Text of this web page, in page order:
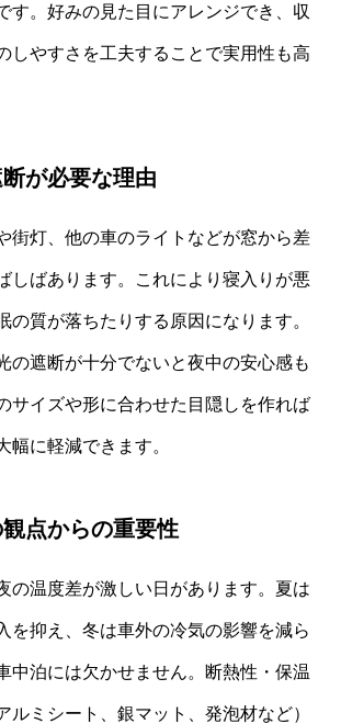
す。好みの見た目にアレンジでき、収
しやすさを工夫することで実用性も高
が必要な理由
街灯、他の車のライトなどが窓から差
しばあります。これにより寝入りが悪
の質が落ちたりする原因になります。
の遮断が十分でないと夜中の安心感も
サイズや形に合わせた目隠しを作れば
幅に軽減できます。
点からの重要性
の温度差が激しい日があります。夏は
を抑え、冬は車外の冷気の影響を減ら
中泊には欠かせません。断熱性・保温
ルミシート、銀マット、発泡材など）